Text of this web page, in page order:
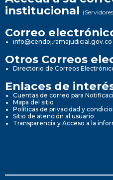
institucional
Correo
info@cendoj.ramajudicial.gov.co
Otros Correos
Directorio de Correos
Enlaces de
Cuentas de correo para
Mapa del sitio
Políticas de privacidad y
Sitio de atención al usuario
Transparencia y Acceso a la